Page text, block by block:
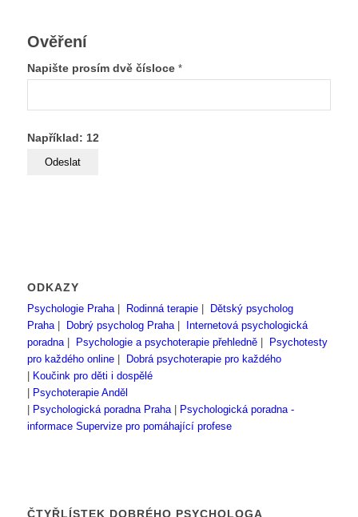
Ověření
Napište prosím dvě čísloce *
Například: 12
ODKAZY
Psychologie Praha| Rodinná terapie|
Dětský psycholog
Praha| Dobrý psycholog Praha|
Internetová psychologická
poradna| Psychologie a psychoterapie přehledně|
Psychotesty
pro každého online|
Dobrá psychoterapie pro každého
Koučink pro děti i dospělé
Psychoterapie Anděl
Psychologická poradna Praha|
Psychologická poradna -
informace Supervize pro pomáhající profese
ČTYŘLÍSTEK DOBRÉHO PSYCHOLOGA